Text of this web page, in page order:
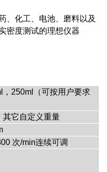
、化工、电池、磨料以及
密度测试的理想仪器
，250ml（可按用户要求
其它自定义重量
次/min连续可调